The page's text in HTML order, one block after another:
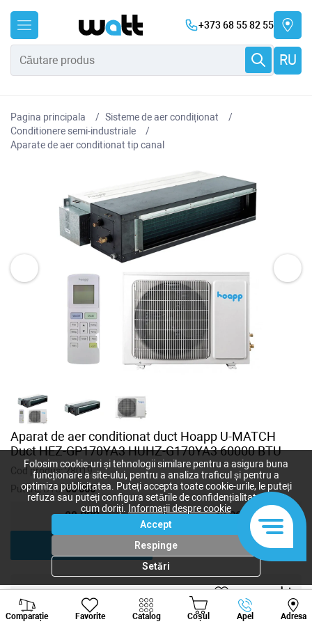
+373 68 55 82 55
RU
Pagina principala
Sisteme de aer condiționat
Conditionere semi-industriale
Aparate de aer conditionat tip canal
Aparat de aer conditionat duct Hoapp U-MATCH
Duct HEZ-GP170YA3 HUHZ-G170YA3 60000 BTU
Cod produs:28019
Putere, BTU:60 000
28 000 42 000
67 150 lei
+
Comparație Favorite Catalog Coșul Apel Adresa
Viber Whatsapp
Folosim cookie-uri și tehnologii similare pentru a asigura buna
funcționare a site-ului, pentru a analiza traficul și pentru a
optimiza publicitatea. Puteți accepta toate cookie-urile, le puteți
refuza sau puteți configura setările de confidențialitate după
cum doriți.
Informații despre cookie
Accept
Respinge
Setări